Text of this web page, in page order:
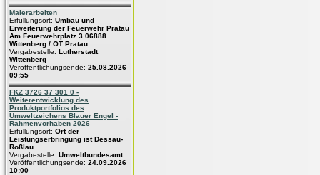
Malerarbeiten
Erfüllungsort: Umbau und
Erweiterung der Feuerwehr Pratau
Am Feuerwehrplatz 3 06888
Wittenberg / OT Pratau
Vergabestelle: Lutherstadt
Wittenberg
Veröffentlichungsende: 25.08.2026
09:55
FKZ 3726 37 301 0 -
Weiterentwicklung des
Produktportfolios des
Umweltzeichens Blauer Engel -
Rahmenvorhaben 2026
Erfüllungsort: Ort der
Leistungserbringung ist Dessau-
Roßlau.
Vergabestelle: Umweltbundesamt
Veröffentlichungsende: 24.09.2026
10:00